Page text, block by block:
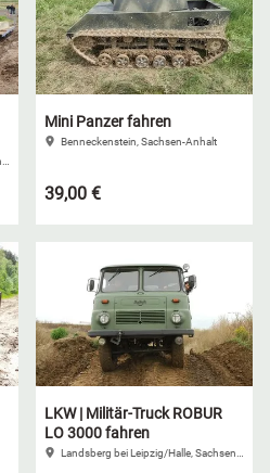
Mini Panzer fahren
Benneckenstein, Sachsen-Anhalt
39,00 €
LKW | Militär-Truck ROBUR
LO 3000 fahren
Landsberg bei Leipzig/Halle, Sachsen-Anhalt